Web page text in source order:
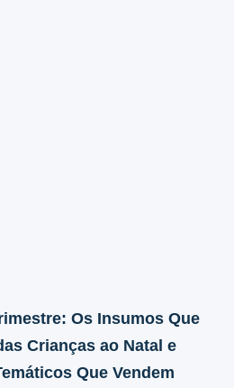
Os Insumos Que
Crianças ao Natal e
Que Vendem